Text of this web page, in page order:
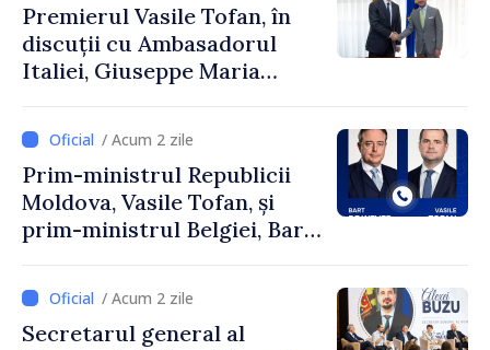
Premierul Vasile Tofan, în
discuții cu Ambasadorul
Italiei, Giuseppe Maria
/ Acum 2 zile
Prim-ministrul Republicii
Moldova, Vasile Tofan, și
prim-ministrul Belgiei, Bart
despre parcursul european
al Republicii Moldova.
/ Acum 2 zile
Secretarul general al